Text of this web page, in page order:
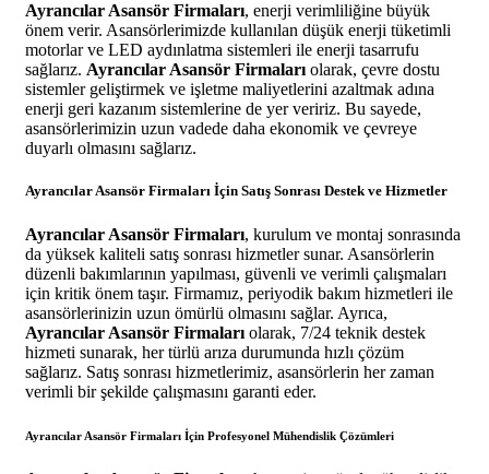
Ayrancılar Asansör Firmaları, enerji verimliliğine büyük
önem verir. Asansörlerimizde kullanılan düşük enerji tüketimli
motorlar ve LED aydınlatma sistemleri ile enerji tasarrufu
sağlarız. Ayrancılar Asansör Firmaları olarak, çevre dostu
sistemler geliştirmek ve işletme maliyetlerini azaltmak adına
enerji geri kazanım sistemlerine de yer veririz. Bu sayede,
asansörlerimizin uzun vadede daha ekonomik ve çevreye
duyarlı olmasını sağlarız.
Ayrancılar Asansör Firmaları İçin Satış Sonrası Destek ve Hizmetler
Ayrancılar Asansör Firmaları, kurulum ve montaj sonrasında
da yüksek kaliteli satış sonrası hizmetler sunar. Asansörlerin
düzenli bakımlarının yapılması, güvenli ve verimli çalışmaları
için kritik önem taşır. Firmamız, periyodik bakım hizmetleri ile
asansörlerinizin uzun ömürlü olmasını sağlar. Ayrıca,
Ayrancılar Asansör Firmaları olarak, 7/24 teknik destek
hizmeti sunarak, her türlü arıza durumunda hızlı çözüm
sağlarız. Satış sonrası hizmetlerimiz, asansörlerin her zaman
verimli bir şekilde çalışmasını garanti eder.
Ayrancılar Asansör Firmaları İçin Profesyonel Mühendislik Çözümleri